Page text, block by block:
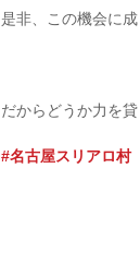
是非、この機会に成
だからどうか力を貸
#名古屋スリアロ村